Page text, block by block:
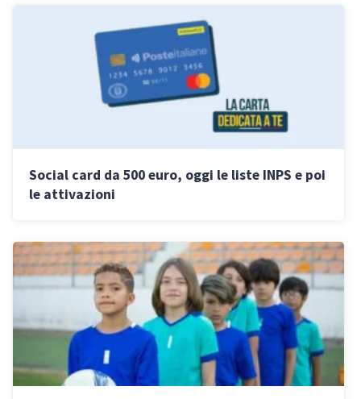
Social card da 500 euro, oggi le liste INPS e poi
le attivazioni